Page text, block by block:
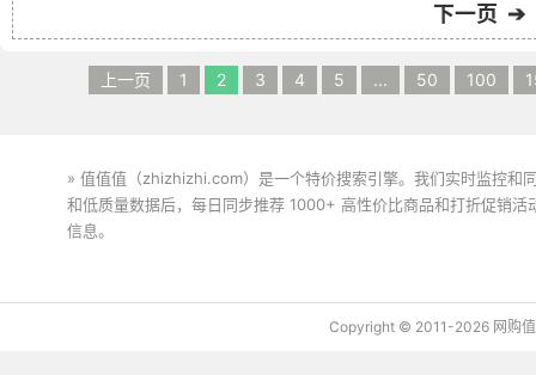
下一页 ➔
上一页 1 2 3 4 5 ... 50 100
» 值值值（zhizhizhi.com）是一个特价搜索引擎。我们实时监控和
和低质量数据后，每日同步推荐 1000+ 高性价比商品和打折促销
信息。
Copyright © 2011-2026 网购